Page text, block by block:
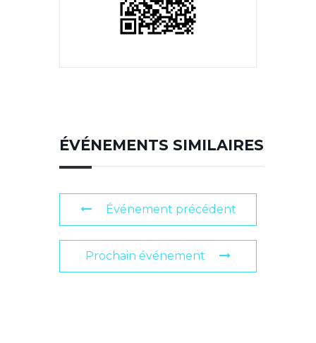
ÉVÉNEMENTS SIMILAIRES
Événement précédent
Prochain événement